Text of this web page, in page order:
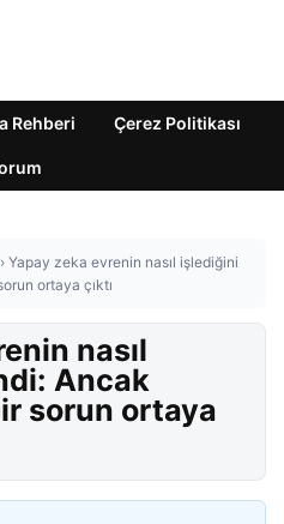
Rehberi Çerez Politikası
› Yapay zeka evrenin nasıl işlediğini
ortaya çıktı
nasıl
Ancak
sorun ortaya